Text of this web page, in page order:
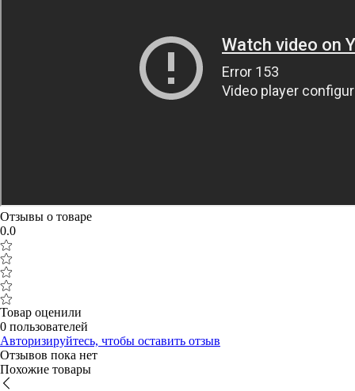
Отзывы о товаре
0.0
Товар оценили
0 пользователей
Авторизируйтесь, чтобы оставить отзыв
Отзывов пока нет
Похожие товары